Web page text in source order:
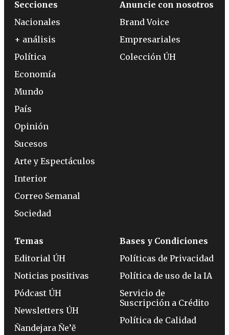
Secciones
Nacionales
+ análisis
Política
Economía
Mundo
País
Opinión
Sucesos
Arte y Espectáculos
Interior
Correo Semanal
Sociedad
Anuncie con nosotros
Brand Voice
Empresariales
Colección ÚH
Temas
Editorial ÚH
Noticias positivas
Pódcast ÚH
Newsletters ÚH
Ñandejara Ñe’ẽ
Bases y Condiciones
Políticas de Privacidad
Política de uso de la IA
Servicio de
Suscripción a Crédito
Política de Calidad